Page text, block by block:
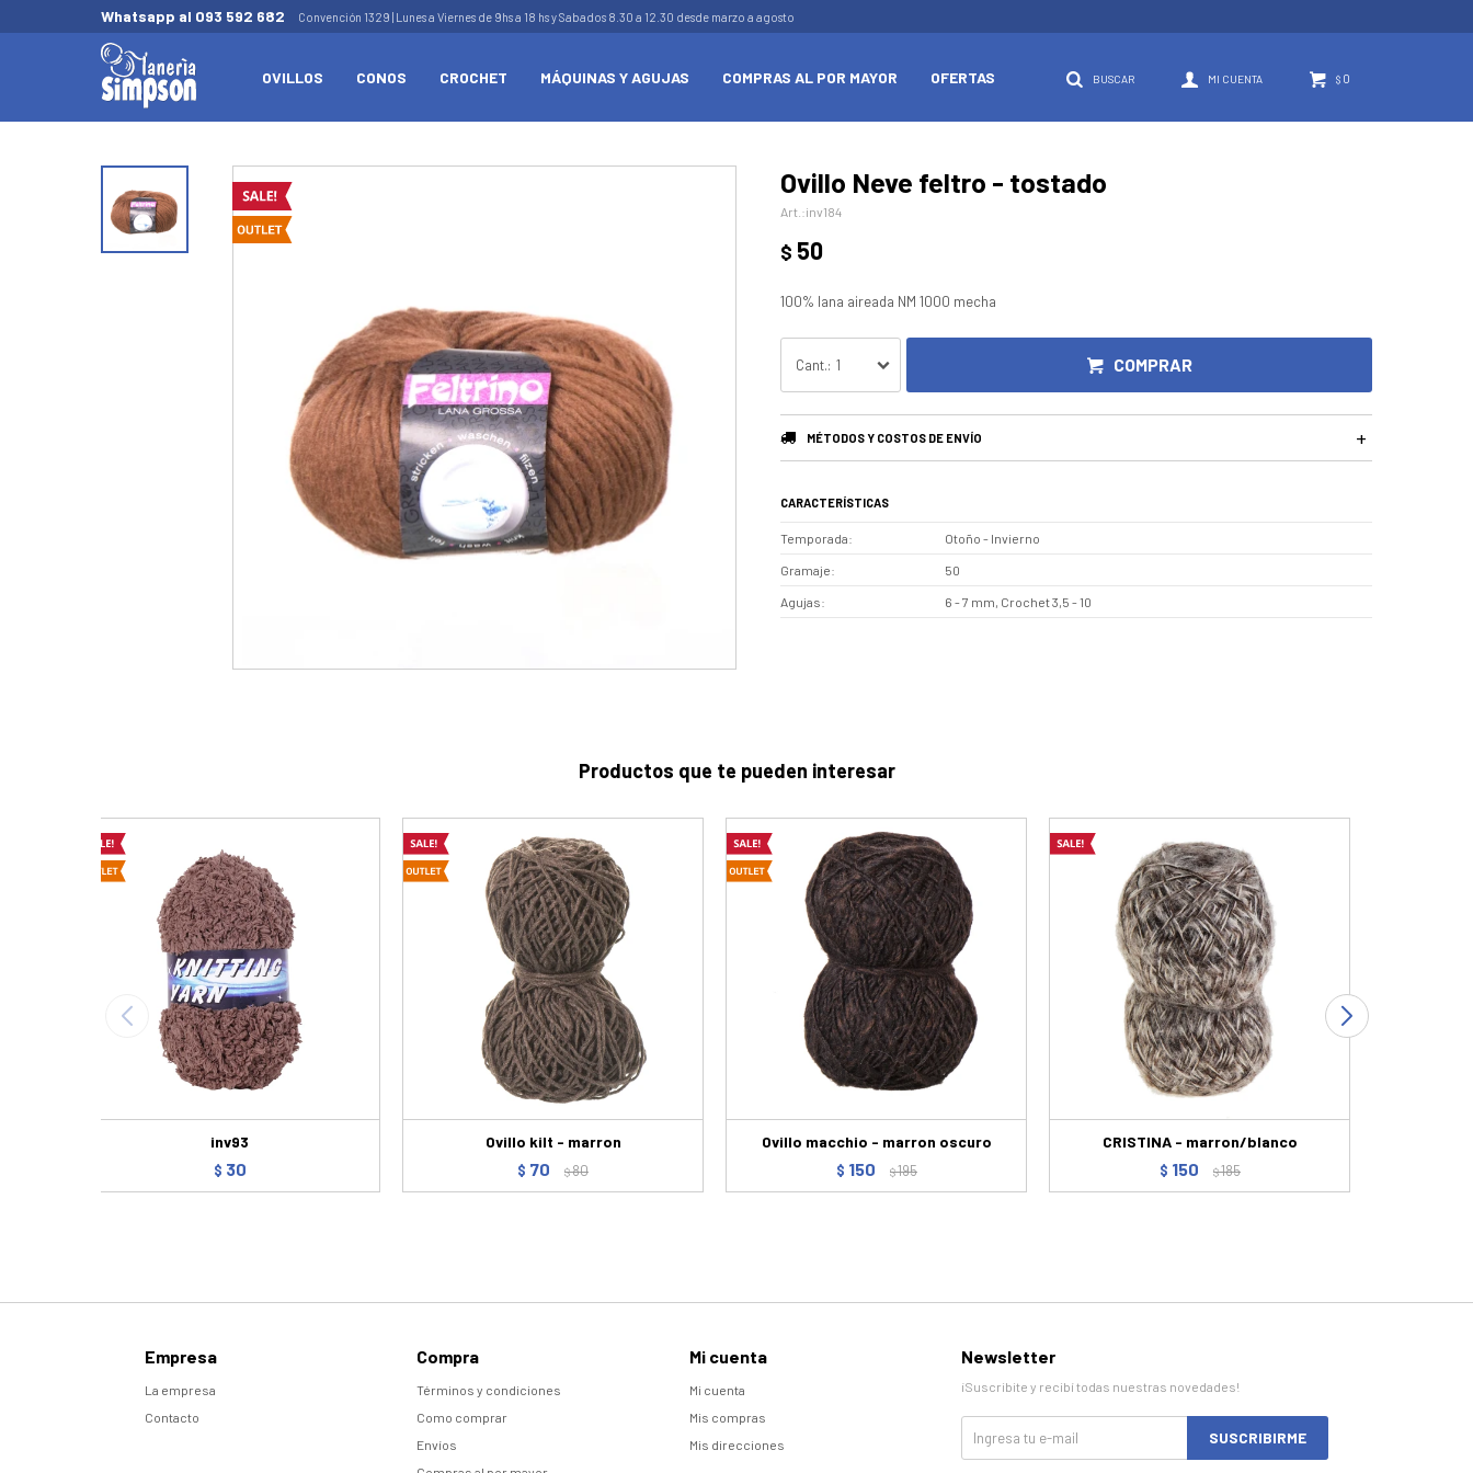
OVILLOS CONOS CROCHET MÁQUINAS Y AGUJAS COMPRAS AL POR MAYOR OFERTAS $ 0
Whatsapp al 093 592 682 Convención 1329 | Lunes a Viernes de 9hs a 18 hs y Sabados 8.30 a 12.30 desde marzo a agosto
Ovillo Neve feltro - tostado
inv184
$ 50
100% lana aireada NM 1000 mecha
1 COMPRAR
MÉTODOS Y COSTOS DE ENVÍO
CARACTERÍSTICAS
Temporada Otoño - Invierno
Gramaje 50
Agujas 6 - 7 mm, Crochet 3,5 - 10
Productos que te pueden interesar
inv93
$ 30
Ovillo kilt - marron
$ 70 $80
Ovillo macchio - marron oscuro
$ 150 $195
CRISTINA - marron/blanco
$ 150 $185
Empresa
La empresa
Contacto
Compra
Términos y condiciones
Como comprar
Envíos
Mi cuenta
Mi cuenta
Mis compras
Mis direcciones
Newsletter
¡Suscribite y recibí todas nuestras novedades!
SUSCRIBIRME